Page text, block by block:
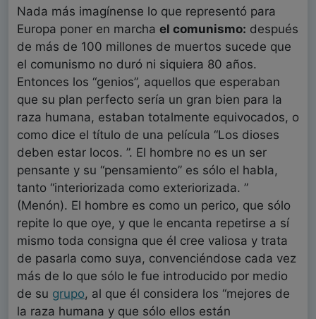
Nada más imagínense lo que representó para
Europa poner en marcha el comunismo: después
de más de 100 millones de muertos sucede que
el comunismo no duró ni siquiera 80 años.
Entonces los “genios”, aquellos que esperaban
que su plan perfecto sería un gran bien para la
raza humana, estaban totalmente equivocados, o
como dice el título de una película “Los dioses
deben estar locos. ”. El hombre no es un ser
pensante y su “pensamiento” es sólo el habla,
tanto “interiorizada como exteriorizada. ”
(Menón). El hombre es como un perico, que sólo
repite lo que oye, y que le encanta repetirse a sí
mismo toda consigna que él cree valiosa y trata
de pasarla como suya, convenciéndose cada vez
más de lo que sólo le fue introducido por medio
de su grupo, al que él considera los “mejores de
la raza humana y que sólo ellos están